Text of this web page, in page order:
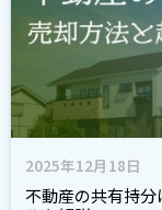
2025年12月18日
不動産の共有持